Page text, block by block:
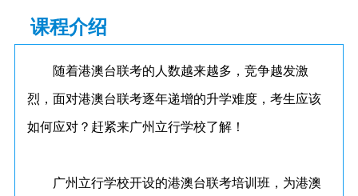
课程介绍
随着港澳台联考的人数越来越多，竞争越发激
烈，面对港澳台联考逐年递增的升学难度，考生应该
如何应对？赶紧来广州立行学校‌了解！
广州立行学校‌开设的港澳台联考培训班，为港澳